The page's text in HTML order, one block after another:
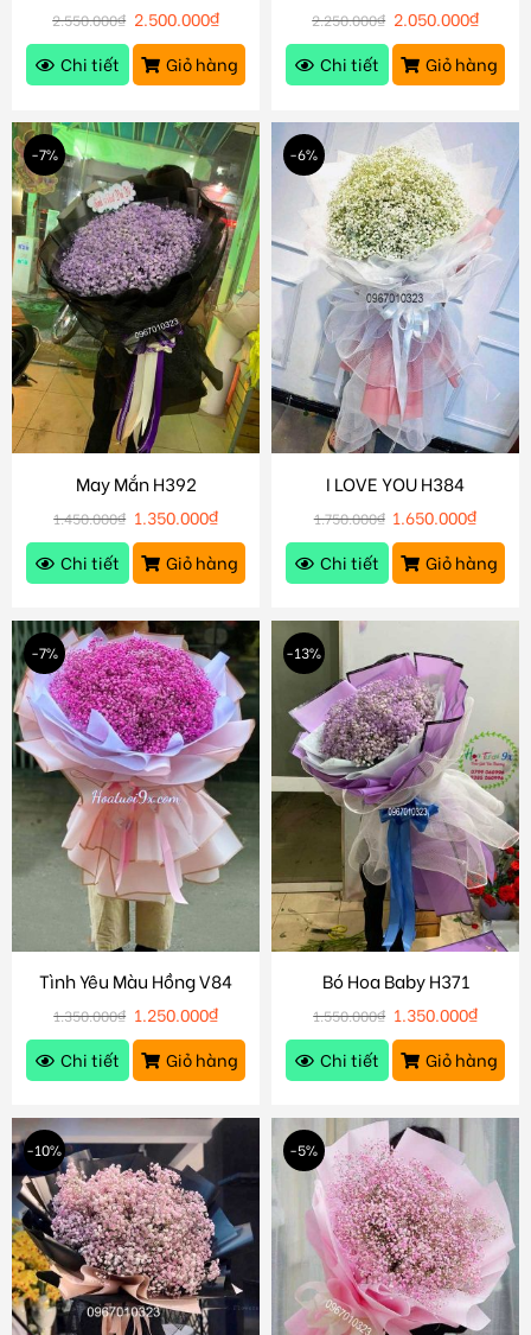
2.550.000₫ 2.500.000₫
Chi tiết
Giỏ hàng
2.250.000₫ 2.050.000₫
Chi tiết
Giỏ hàng
-7%
May Mắn H392
1.450.000₫ 1.350.000₫
Chi tiết
Giỏ hàng
-6%
I LOVE YOU H384
1.750.000₫ 1.650.000₫
Chi tiết
Giỏ hàng
-7%
Tình Yêu Màu Hồng V84
1.350.000₫ 1.250.000₫
Chi tiết
Giỏ hàng
-13%
Bó Hoa Baby H371
1.550.000₫ 1.350.000₫
Chi tiết
Giỏ hàng
-10% -5%